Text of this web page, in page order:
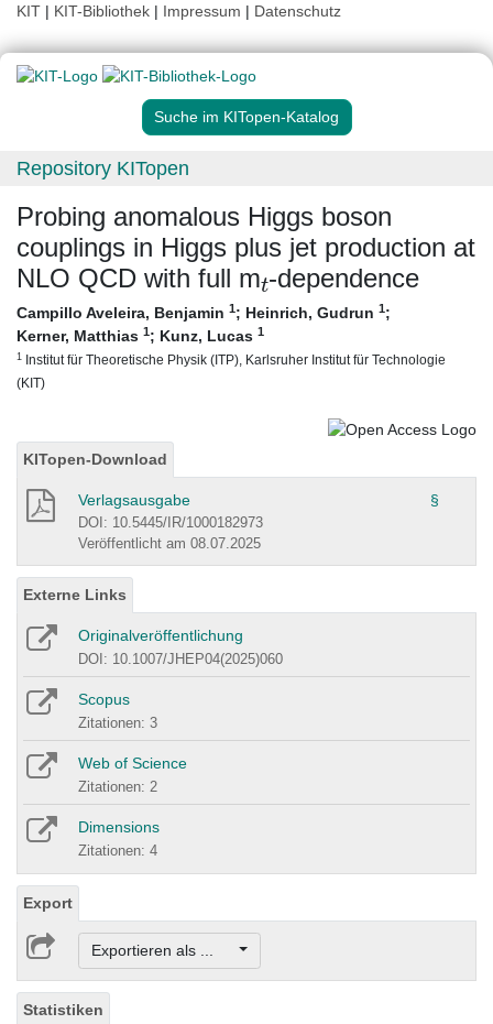
KIT | KIT-Bibliothek | Impressum | Datenschutz
Suche im KITopen-Katalog
Repository KITopen
Probing anomalous Higgs boson
couplings in Higgs plus jet production at
NLO QCD with full m
t
-dependence
Campillo Aveleira, Benjamin 1; Heinrich, Gudrun 1;
Kerner, Matthias 1; Kunz, Lucas 1
1 Institut für Theoretische Physik (ITP), Karlsruher Institut für Technologie
(KIT)
KITopen-Download
Verlagsausgabe §
DOI: 10.5445/IR/1000182973
Veröffentlicht am 08.07.2025
Externe Links
Originalveröffentlichung
DOI: 10.1007/JHEP04(2025)060
Scopus
Zitationen: 3
Web of Science
Zitationen: 2
Dimensions
Zitationen: 4
Export
Exportieren als ...
Statistiken